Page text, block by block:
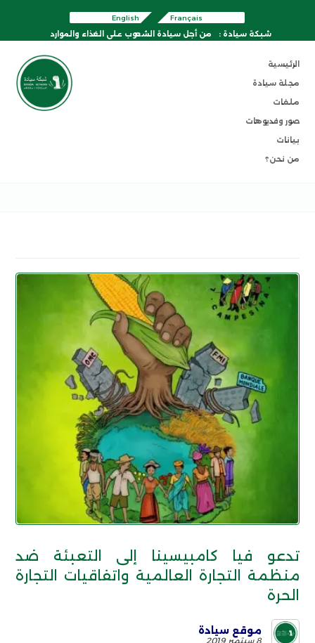
Français
English
شبكة سيادة :
من أجل سيادة الشعوب على الغذاء والموارد
الرئيسية
مجلة سيادة
ملفات
صور وفديوهات
بيانات
من نحن؟
تدعو فيا كامبيسينا إلى التعبئة ضد
منظمة التجارة العالمية واتفاقيات التجارة
الحرة
موقع سيادة
8 سبتمبر 2019